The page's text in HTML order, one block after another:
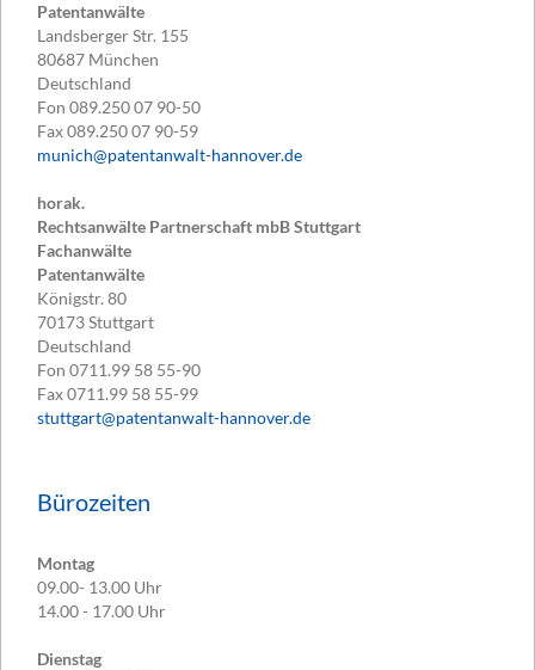
Patentanwälte
Landsberger Str. 155
80687 München
Deutschland
Fon 089.250 07 90-50
Fax089.250 07 90-59
munich@patentanwalt-hannover.de
horak.
Rechtsanwälte Partnerschaft mbB Stuttgart
Fachanwälte
Patentanwälte
Königstr. 80
70173Stuttgart
Deutschland
Fon 0711.99 58 55-90
Fax0711.99 58 55-99
stuttgart@patentanwalt-hannover.de
Bürozeiten
Montag
09.00- 13.00 Uhr
14.00 - 17.00 Uhr
Dienstag